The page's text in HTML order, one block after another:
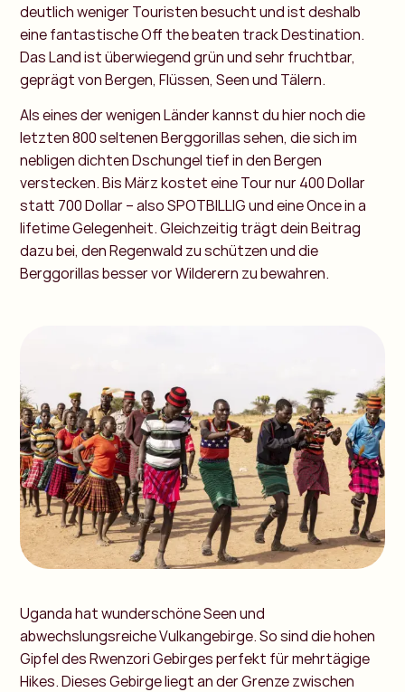
deutlich weniger Touristen besucht und ist deshalb
eine fantastische Off the beaten track Destination.
Das Land ist überwiegend grün und sehr fruchtbar,
geprägt von Bergen, Flüssen, Seen und Tälern.
Als eines der wenigen Länder kannst du hier noch die
letzten 800 seltenen Berggorillas sehen, die sich im
nebligen dichten Dschungel tief in den Bergen
verstecken. Bis März kostet eine Tour nur 400 Dollar
statt 700 Dollar – also SPOTBILLIG und eine Once in a
lifetime Gelegenheit. Gleichzeitig trägt dein Beitrag
dazu bei, den Regenwald zu schützen und die
Berggorillas besser vor Wilderern zu bewahren.
Uganda hat wunderschöne Seen und
abwechslungsreiche Vulkangebirge. So sind die hohen
Gipfel des Rwenzori Gebirges perfekt für mehrtägige
Hikes. Dieses Gebirge liegt an der Grenze zwischen